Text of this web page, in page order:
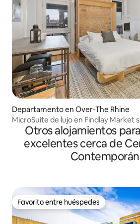
Departamento en Over-The Rhine
MicroSuite de lujo en Findlay Market
Otros alojamientos
excelentes cerca de
Favorito entre huéspedes
Favorito entre huéspedes